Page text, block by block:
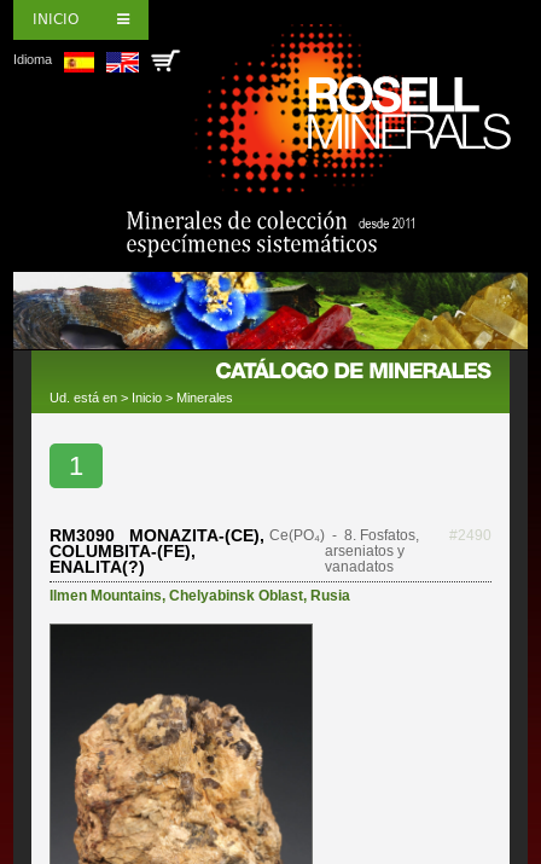
INICIO
Idioma
Ud. está en > Inicio > Minerales
1
RM3090 MONAZITA-(CE),
COLUMBITA-(FE),
ENALITA(?)
Ce(PO₄)- 8. Fosfatos,
arseniatos y
vanadatos
#2490
Ilmen Mountains,Chelyabinsk Oblast, Rusia